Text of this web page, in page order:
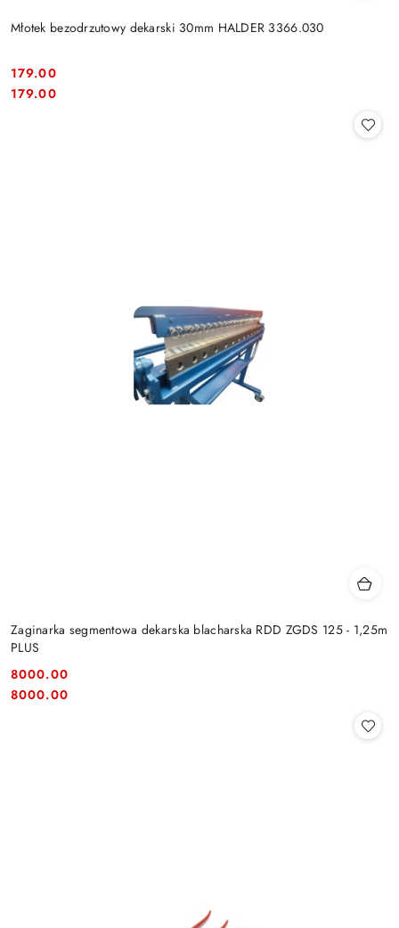
Młotek bezodrzutowy dekarski 30mm HALDER 3366.030
Cena:
179.00
Cena:
179.00
Zaginarka segmentowa dekarska blacharska RDD ZGDS 125 - 1,25m
PLUS
Cena:
8000.00
Cena:
8000.00